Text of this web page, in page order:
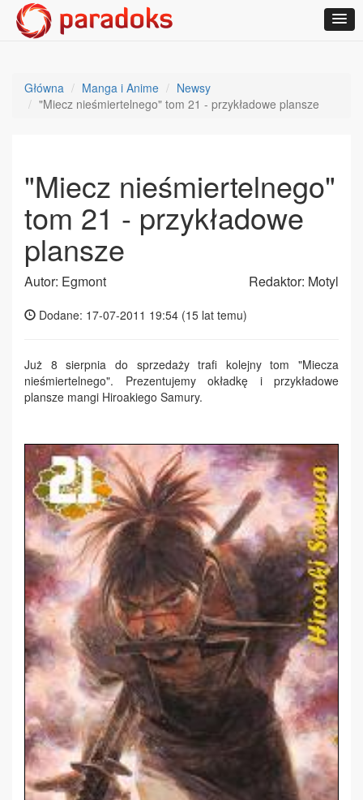
Główna Manga i Anime
Newsy
"Miecz nieśmiertelnego" tom 21 - przykładowe plansze
"Miecz nieśmiertelnego"
tom 21 - przykładowe
plansze
Autor: Egmont Redaktor: Motyl
Dodane: 17-07-2011 19:54 (15 lat temu)
Już 8 sierpnia do sprzedaży trafi kolejny tom "Miecza
nieśmiertelnego". Prezentujemy okładkę i przykładowe
plansze mangi Hiroakiego Samury.